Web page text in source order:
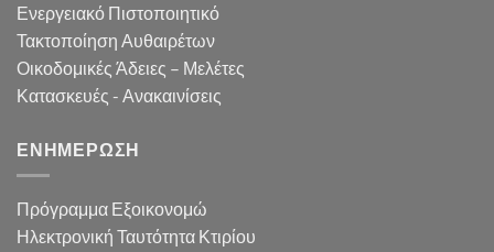
Ενεργειακό Πιστοποιητικό
Τακτοποίηση Αυθαιρέτων
Οικοδομικές Άδειες – Μελέτες
Κατασκευές - Ανακαινίσεις
ΕΝΗΜΕΡΩΣΗ
Πρόγραμμα Εξοικονομώ
Ηλεκτρονική Ταυτότητα Κτιρίου